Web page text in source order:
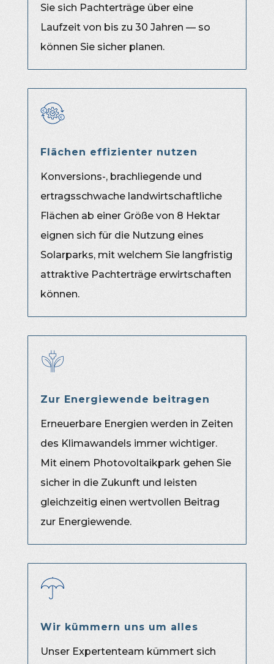
Sie sich Pachterträge über eine
Laufzeit von bis zu 30 Jahren — so
können Sie sicher planen.
Flächen effizienter nutzen
Konversions-, brachliegende und
ertragsschwache landwirtschaftliche
Flächen ab einer Größe von 8 Hektar
eignen sich für die Nutzung eines
Solarparks, mit welchem Sie langfristig
attraktive Pachterträge erwirtschaften
können.
Zur Energiewende beitragen
Erneuerbare Energien werden in Zeiten
des Klimawandels immer wichtiger.
Mit einem Photovoltaikpark gehen Sie
sicher in die Zukunft und leisten
gleichzeitig einen wertvollen Beitrag
zur Energiewende.
Wir kümmern uns um alles
Unser Expertenteam kümmert sich